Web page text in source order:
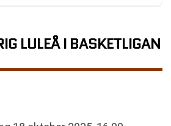
INFORMATION
VISBY
LULEÅ I BASKETLIGAN